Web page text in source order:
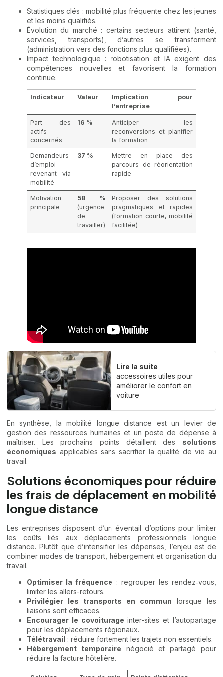
Statistiques clés : mobilité plus fréquente chez les jeunes
et les moins qualifiés.
Évolution du marché : certains secteurs attirent (santé,
services, transports), d’autres se transforment
(administration vers des fonctions plus qualifiées).
Impact technologique : robotisation et IA exigent des
compétences nouvelles et favorisent la formation
continue.
Indicateur Valeur
Implication pour
l’entreprise
Part des
actifs
concernés
16 %
Anticiper les
reconversions et planifier
la formation
Demandeurs
d’emploi
revenant via
mobilité
37 %
Mettre en place des
parcours de réorientation
rapide
Motivation
principale
58 %
(urgence
de
travailler)
Proposer des solutions
pragmatiques et rapides
(formation courte, mobilité
facilitée)
Lire la suite
accessoires utiles pour
améliorer le confort en
voiture
En synthèse, la mobilité longue distance est un levier de
gestion des ressources humaines et un poste de dépense à
maîtriser. Les prochains points détaillent des solutions
économiques applicables sans sacrifier la qualité de vie au
travail.
Solutions économiques pour réduire
les frais de déplacement en mobilité
longue distance
Les entreprises disposent d’un éventail d’options pour limiter
les coûts liés aux déplacements professionnels longue
distance. Plutôt que d’intensifier les dépenses, l’enjeu est de
combiner modes de transport, hébergement et organisation du
travail.
Optimiser la fréquence : regrouper les rendez‑vous,
limiter les allers-retours.
Privilégier les transports en commun lorsque les
liaisons sont efficaces.
Encourager le covoiturage inter-sites et l’autopartage
pour les déplacements régionaux.
Télétravail : réduire fortement les trajets non essentiels.
Hébergement temporaire négocié et partagé pour
réduire la facture hôtelière.